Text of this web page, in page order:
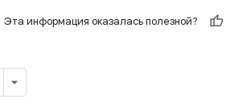
Эта информация оказалась полезной?